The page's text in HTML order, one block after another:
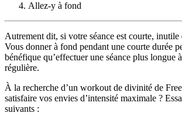
Allez-y à fond
Autrement dit, si votre séance est courte, inutile
Vous donner à fond pendant une courte durée
bénéfique qu’effectuer une séance plus longue
régulière.
À la recherche d’un workout de divinité de
satisfaire vos envies d’intensité maximale ?
suivants :